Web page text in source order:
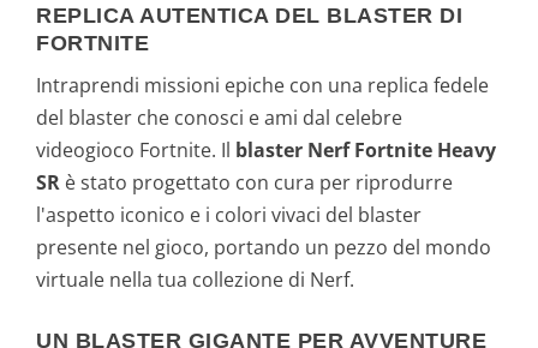
REPLICA AUTENTICA DEL BLASTER DI
FORTNITE
Intraprendi missioni epiche con una replica fedele
del blaster che conosci e ami dal celebre
videogioco Fortnite. Il blaster Nerf Fortnite Heavy
SR è stato progettato con cura per riprodurre
l'aspetto iconico e i colori vivaci del blaster
presente nel gioco, portando un pezzo del mondo
virtuale nella tua collezione di Nerf.
UN BLASTER GIGANTE PER AVVENTURE